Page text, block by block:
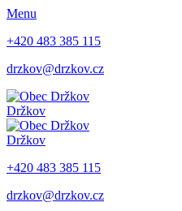
Menu
+420 483 385 115
drzkov@drzkov.cz
Držkov
Držkov
+420 483 385 115
drzkov@drzkov.cz